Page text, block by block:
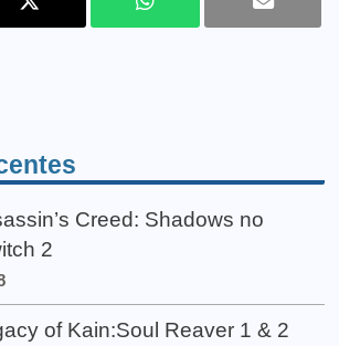
Creed: Shadows no
2
of Kain:Soul Reaver 1 & 2